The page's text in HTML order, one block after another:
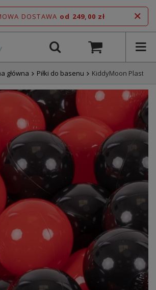
DOSTAWA od 249,00 zł
główna Piłki do basenu KiddyMoon